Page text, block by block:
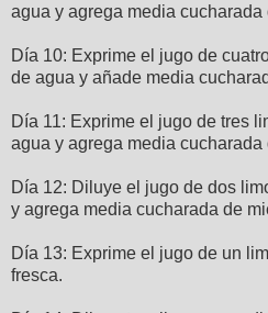
agua y agrega media cucharada
Día 10: Exprime el jugo de
de agua y añade media
Día 11: Exprime el jugo de tres
agua y agrega media cucharada
Día 12: Diluye el jugo de dos
y agrega media cucharada de
Día 13: Exprime el jugo de un
fresca.